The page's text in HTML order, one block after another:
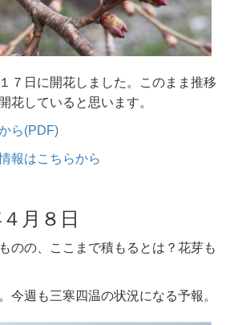
７日に開花しました。このまま推移
花していると思います。
ら(PDF)
報はこちらから
４ 月 ８ 日
のの、ここまで積もるとは？花芽も
今週も三寒四温の状況になる予報。